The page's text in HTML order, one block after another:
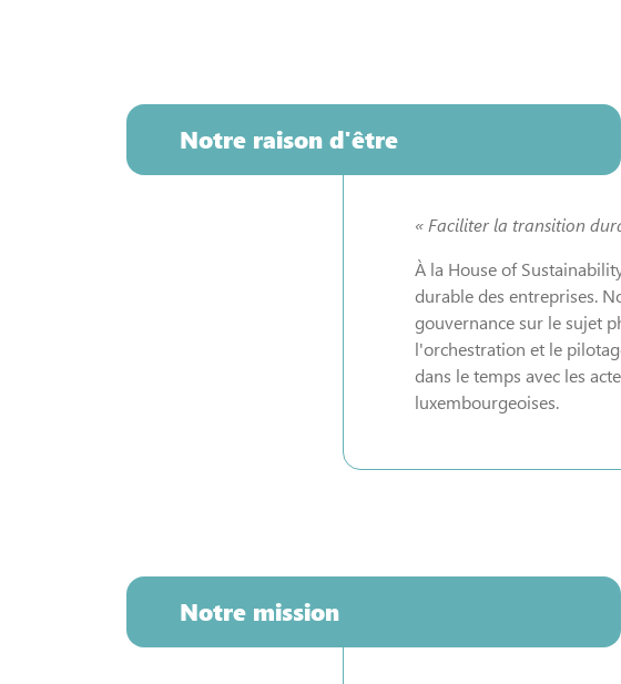
Notre raison d'être
« Faciliter la transition
À la House of
durable des entreprises.
gouvernance sur le sujet
l'orchestration et le
dans le temps avec les
luxembourgeoises.
Notre mission